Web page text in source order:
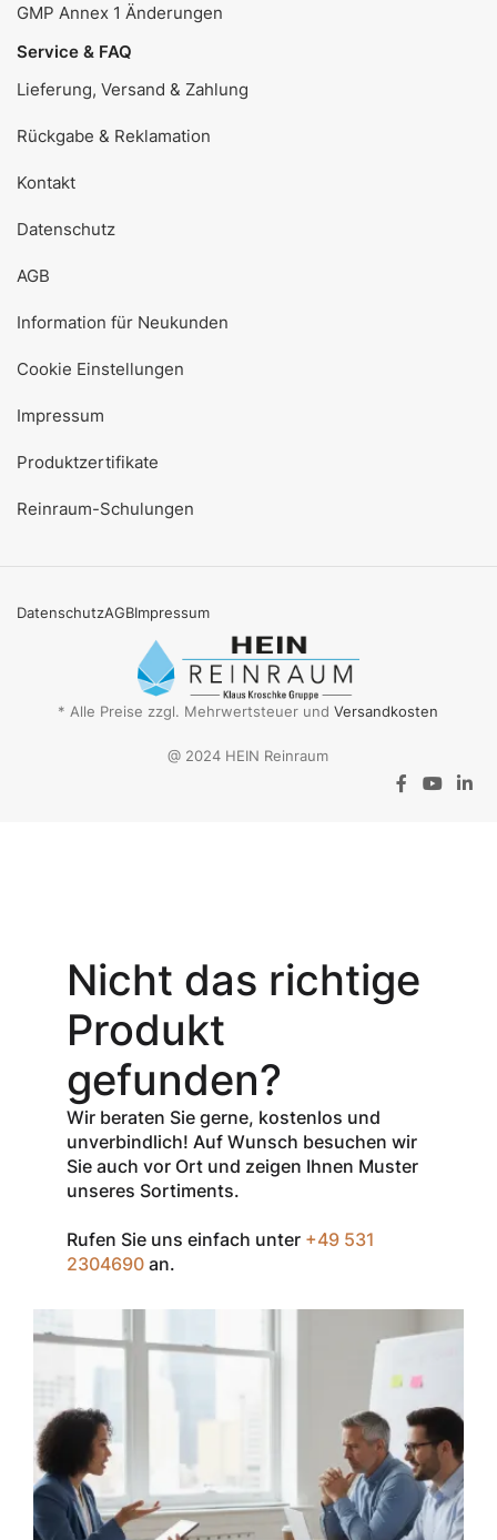
GMP Annex 1 Änderungen
Service & FAQ
Lieferung, Versand & Zahlung
Rückgabe & Reklamation
Kontakt
Datenschutz
AGB
Information für Neukunden
Cookie Einstellungen
Impressum
Produktzertifikate
Reinraum-Schulungen
DatenschutzAGBImpressum
* Alle Preise zzgl. Mehrwertsteuer undVersandkosten
@ 2024 HEIN Reinraum
Gutschein-Code
INSPEC30
erhalten Sie
% Rabattauf
den Netto-
Verkaufspreis
aller Produkte
der Marke
InSpec von
Redditch
Zum Einlösen
geben Sie den
an der Kasse
ein.
nur einmal pro
Kunde
einsetzbar und
nicht
kombinierbar mit
Nicht das richtige
Produkt
gefunden?
Wir beraten Sie gerne, kostenlos und
unverbindlich! Auf Wunsch besuchen wir
Sie auch vor Ort und zeigen Ihnen Muster
unseres Sortiments.
Rufen Sie uns einfach unter +49 531
2304690 an.